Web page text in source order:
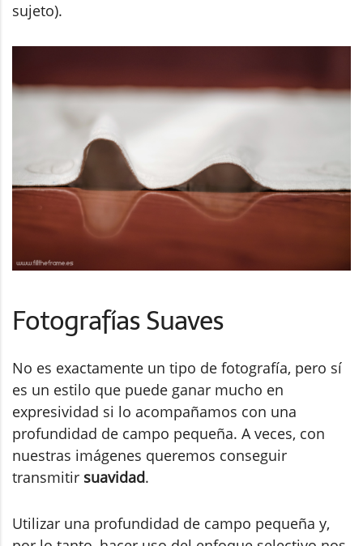
sujeto).
Fotografías Suaves
No es exactamente un tipo de fotografía, pero sí
es un estilo que puede ganar mucho en
expresividad si lo acompañamos con una
profundidad de campo pequeña. A veces, con
nuestras imágenes queremos conseguir
transmitir suavidad.
Utilizar una profundidad de campo pequeña y,